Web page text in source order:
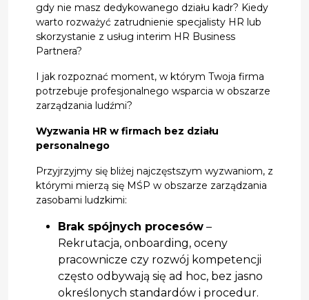
gdy nie masz dedykowanego działu kadr? Kiedy
warto rozważyć zatrudnienie specjalisty HR lub
skorzystanie z usług interim HR Business
Partnera?
I jak rozpoznać moment, w którym Twoja firma
potrzebuje profesjonalnego wsparcia w obszarze
zarządzania ludźmi?
Wyzwania HR w firmach bez działu
personalnego
Przyjrzyjmy się bliżej najczęstszym wyzwaniom, z
którymi mierzą się MŚP w obszarze zarządzania
zasobami ludzkimi:
Brak spójnych procesów –
Rekrutacja, onboarding, oceny
pracownicze czy rozwój kompetencji
często odbywają się ad hoc, bez jasno
określonych standardów i procedur.